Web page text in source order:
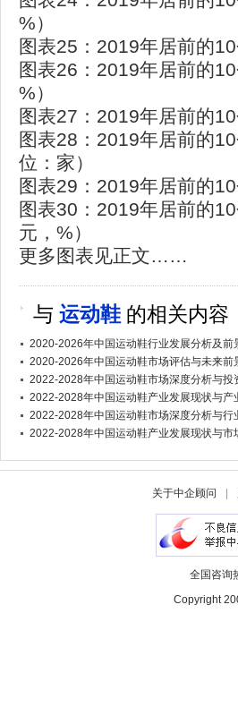
%）
图表25：2019年居前的
图表26：2019年居前的
%）
图表27：2019年居前的
图表28：2019年居前的
位：家）
图表29：2019年居前的
图表30：2019年居前的
元，%）
更多图表见正文……
与 运动鞋 的相关内容
2020-2026年中国运动鞋行业发展分析及前
2020-2026年中国运动鞋市场评估与未来前
2022-2028年中国运动鞋市场深度分析与投
2022-2028年中国运动鞋产业发展现状与产
2022-2028年中国运动鞋市场深度分析与行
2022-2028年中国运动鞋产业发展现状与市
关于中企顾问
全国咨询
Copyright